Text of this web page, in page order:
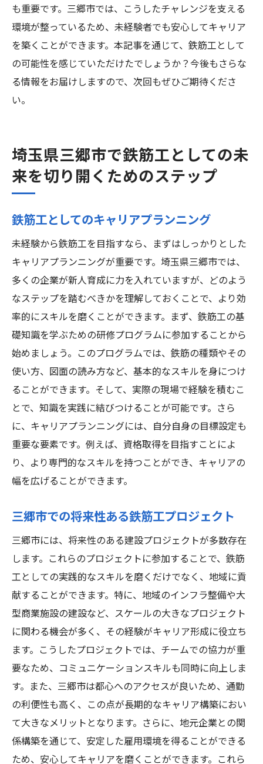
も重要です。三郷市では、こうしたチャレンジを支える
環境が整っているため、未経験者でも安心してキャリア
を築くことができます。本記事を通じて、鉄筋工として
の可能性を感じていただけたでしょうか？今後もさらな
る情報をお届けしますので、次回もぜひご期待くださ
い。
埼玉県三郷市で鉄筋工としての未
来を切り開くためのステップ
鉄筋工としてのキャリアプランニング
未経験から鉄筋工を目指すなら、まずはしっかりとした
キャリアプランニングが重要です。埼玉県三郷市では、
多くの企業が新人育成に力を入れていますが、どのよう
なステップを踏むべきかを理解しておくことで、より効
率的にスキルを磨くことができます。まず、鉄筋工の基
礎知識を学ぶための研修プログラムに参加することから
始めましょう。このプログラムでは、鉄筋の種類やその
使い方、図面の読み方など、基本的なスキルを身につけ
ることができます。そして、実際の現場で経験を積むこ
とで、知識を実践に結びつけることが可能です。さら
に、キャリアプランニングには、自分自身の目標設定も
重要な要素です。例えば、資格取得を目指すことによ
り、より専門的なスキルを持つことができ、キャリアの
幅を広げることができます。
三郷市での将来性ある鉄筋工プロジェクト
三郷市には、将来性のある建設プロジェクトが多数存在
します。これらのプロジェクトに参加することで、鉄筋
工としての実践的なスキルを磨くだけでなく、地域に貢
献することができます。特に、地域のインフラ整備や大
型商業施設の建設など、スケールの大きなプロジェクト
に関わる機会が多く、その経験がキャリア形成に役立ち
ます。こうしたプロジェクトでは、チームでの協力が重
要なため、コミュニケーションスキルも同時に向上しま
す。また、三郷市は都心へのアクセスが良いため、通勤
の利便性も高く、この点が長期的なキャリア構築におい
て大きなメリットとなります。さらに、地元企業との関
係構築を通じて、安定した雇用環境を得ることができる
ため、安心してキャリアを磨くことができます。これら